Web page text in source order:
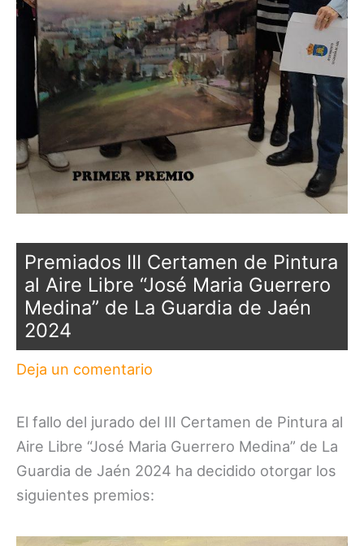
Premiados III Certamen de Pintura
al Aire Libre “José Maria Guerrero
Medina” de La Guardia de Jaén
2024
Deja un comentario
El fallo del jurado del III Certamen de Pintura al
Aire Libre “José Maria Guerrero Medina” de La
Guardia de Jaén 2024 ha decidido otorgar los
siguientes premios: